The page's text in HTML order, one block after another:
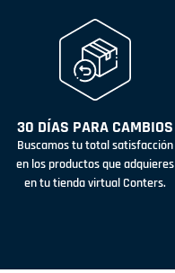
30 DÍAS PARA CAMBIOS
Buscamos tu total satisfacción
en los productos que adquieres
en tu tienda virtual Conters.